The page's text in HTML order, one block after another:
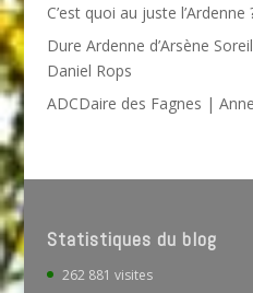
C’est quoi au juste l’Ardenne
Dure Ardenne d’Arsène
Daniel Rops
ADCDaire des Fagnes |
Statistiques du blog
262 881 visites